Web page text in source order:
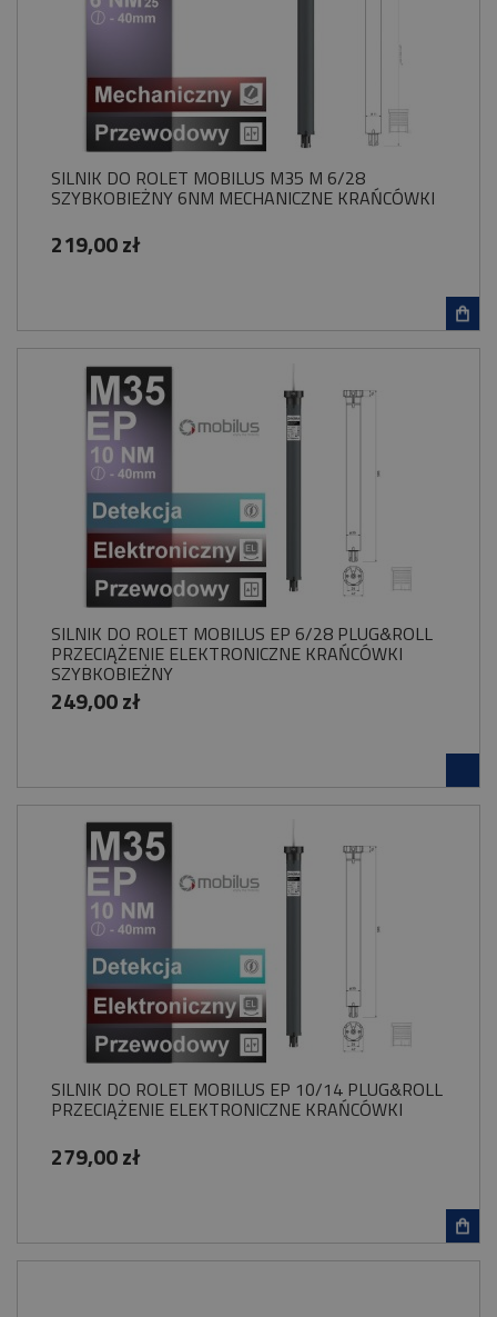
SILNIK DO ROLET MOBILUS M35 M 6/28
SZYBKOBIEŻNY 6NM MECHANICZNE KRAŃCÓWKI
219,00 zł
SILNIK DO ROLET MOBILUS EP 6/28 PLUG&ROLL
PRZECIĄŻENIE ELEKTRONICZNE KRAŃCÓWKI
SZYBKOBIEŻNY
249,00 zł
SILNIK DO ROLET MOBILUS EP 10/14 PLUG&ROLL
PRZECIĄŻENIE ELEKTRONICZNE KRAŃCÓWKI
279,00 zł